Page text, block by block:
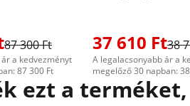
87 300 Ft
a kedvezményt
87 300 Ft
37 610 Ft38
A legalacsonyabb ár a
megelőző 30 napban:
ezt a